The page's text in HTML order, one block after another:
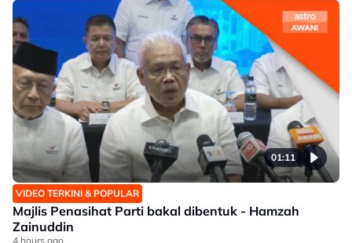
01:11
VIDEO TERKINI & POPULAR
Majlis Penasihat Parti bakal dibentuk - Hamzah
Zainuddin
4 hours ago